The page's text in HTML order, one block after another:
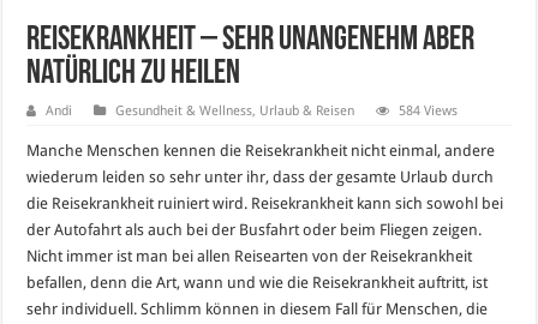
Reisekrankheit – sehr unangenehm aber
natürlich zu heilen
Andi Gesundheit & Wellness, Urlaub & Reisen 584 Views
Manche Menschen kennen die Reisekrankheit nicht einmal, andere
wiederum leiden so sehr unter ihr, dass der gesamte Urlaub durch
die Reisekrankheit ruiniert wird. Reisekrankheit kann sich sowohl bei
der Autofahrt als auch bei der Busfahrt oder beim Fliegen zeigen.
Nicht immer ist man bei allen Reisearten von der Reisekrankheit
befallen, denn die Art, wann und wie die Reisekrankheit auftritt, ist
sehr individuell. Schlimm können in diesem Fall für Menschen, die